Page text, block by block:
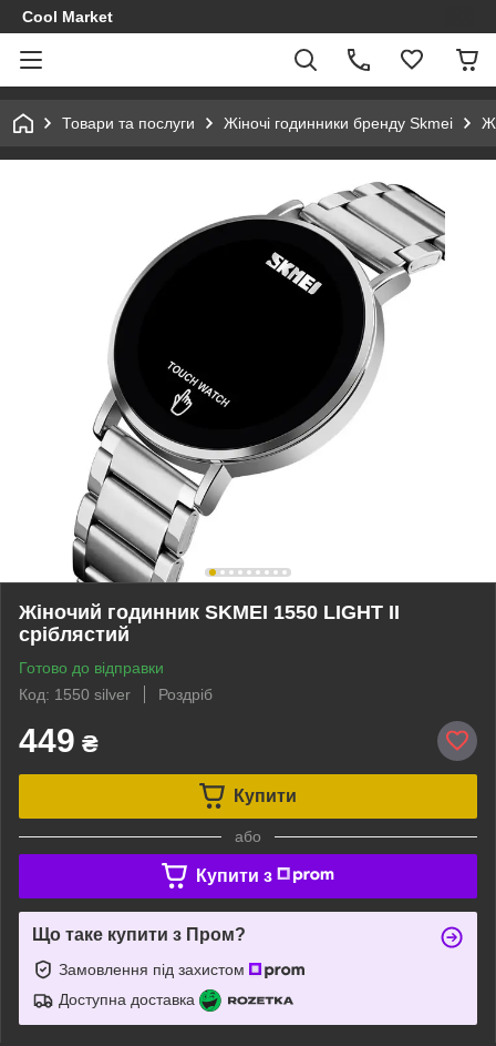
Cool Market
Товари та послуги Жіночі годинники бренду Skmei
Жіночий годинник SKMEI 1550 LIGHT II
сріблястий
Готово до відправки
Код: 1550 silver
Роздріб
449 ₴
Купити
або
Купити з
Що таке купити з Пром?
Замовлення під захистом
Доступна доставка